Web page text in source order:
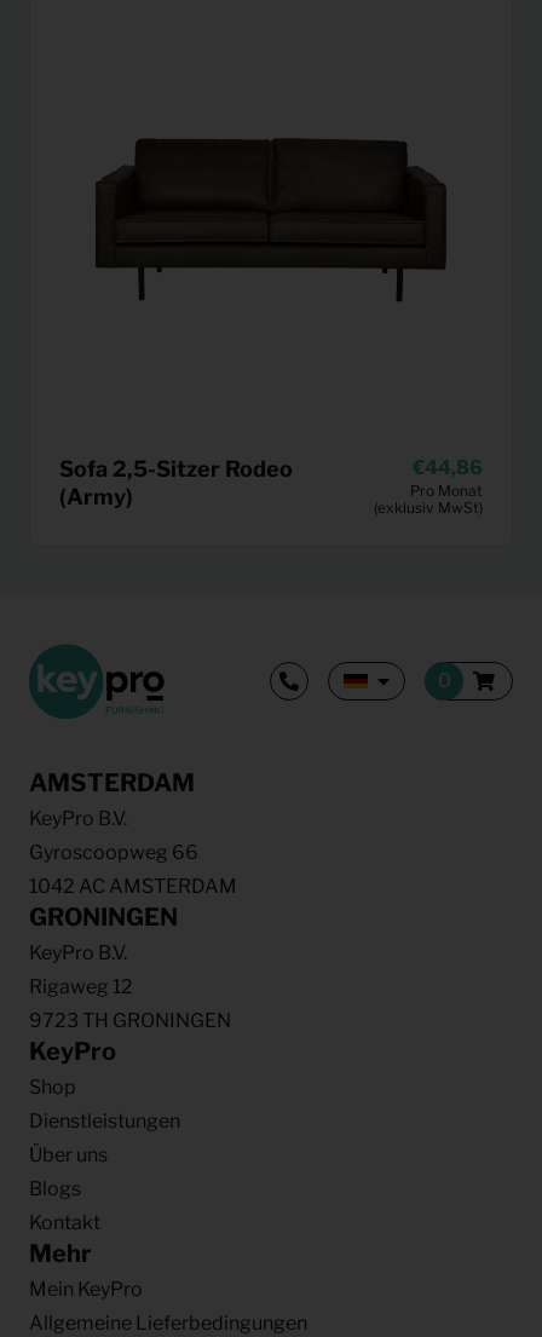
Sofa 2,5-Sitzer Rodeo
(Army)
44,86
Pro Monat
(exklusiv MwSt)
AMSTERDAM
KeyPro B.V.
Gyroscoopweg 66
1042 AC AMSTERDAM
GRONINGEN
KeyPro B.V.
Rigaweg 12
9723 TH GRONINGEN
KeyPro
Shop
Dienstleistungen
Über uns
Blogs
Kontakt
Mehr
Mein KeyPro
Allgemeine Lieferbedingungen